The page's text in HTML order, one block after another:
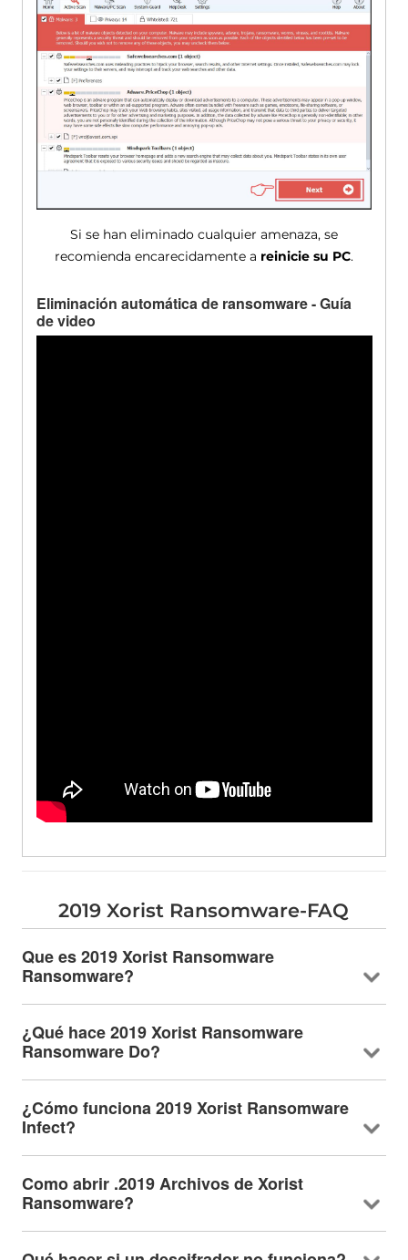
Si se han eliminado cualquier amenaza, se
recomienda encarecidamente a reinicie su PC.
Eliminación automática de ransomware - Guía
de video
2019Xorist Ransomware-FAQ
Que es 2019Xorist Ransomware
Ransomware?
¿Qué hace 2019Xorist Ransomware
Ransomware Do?
¿Cómo funciona 2019Xorist Ransomware
Infect?
Como abrir .2019 Archivos de Xorist
Ransomware?